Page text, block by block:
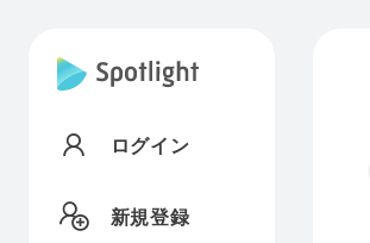
ログイン
新規登録